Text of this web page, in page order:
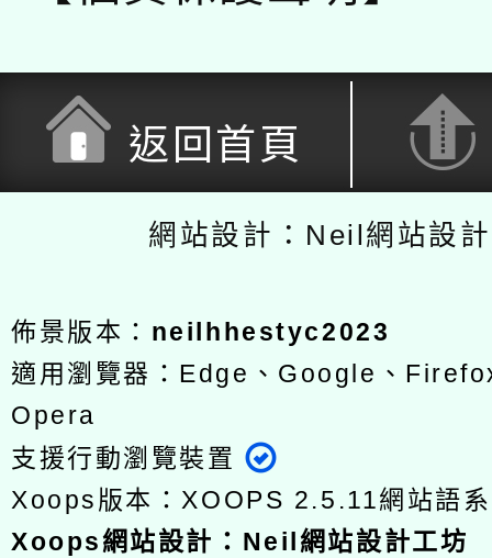
返回首頁
網站設計：Neil網站設
佈景版本： neilhhestyc2023
適用瀏覽器：Edge、Google、
Opera
支援行動瀏覽裝置
Xoops版本： XOOPS 2.5.11網站語
Xoops網站設計 ： Neil網站設計工坊